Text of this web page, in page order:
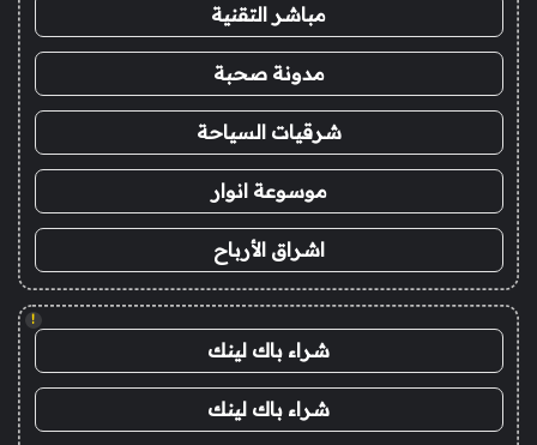
مباشر التقنية
مدونة صحبة
شرقيات السياحة
موسوعة انوار
اشراق الأرباح
!
شراء باك لينك
شراء باك لينك